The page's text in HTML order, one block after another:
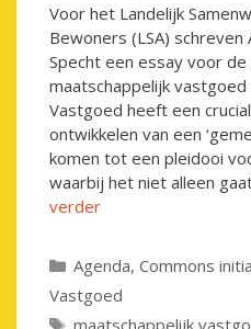
Voor het Landelijk
Bewoners (LSA) schreven
Specht een essay voor
maatschappelijk
Vastgoed heeft een
ontwikkelen van een
komen tot een pleidooi
waarbij het niet alleen
verder
Categorieën
Agenda, Commons
Vastgoed
Tags
maatschappelijk